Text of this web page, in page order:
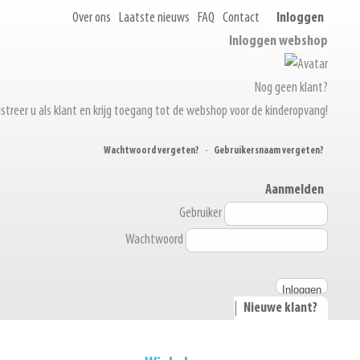
Over ons Laatste nieuws FAQ Contact
Inloggen
Inloggen webshop
Nog geen klant?
u als klant en krijg toegang tot de webshop voor de kinderopvang!
Wachtwoord vergeten? - Gebruikersnaam vergeten?
Aanmelden
Gebruiker
Wachtwoord
Nieuwe klant?